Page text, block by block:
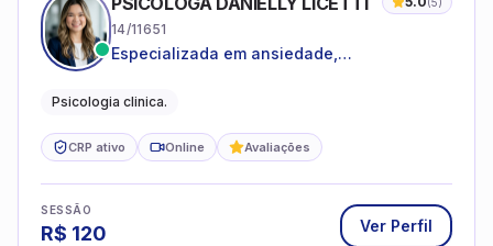
14/11651
Especializada em ansiedade,
Psicologia clinica.
CRP ativo Online Avaliações
SESSÃO
R$ 120 Ver Perfil